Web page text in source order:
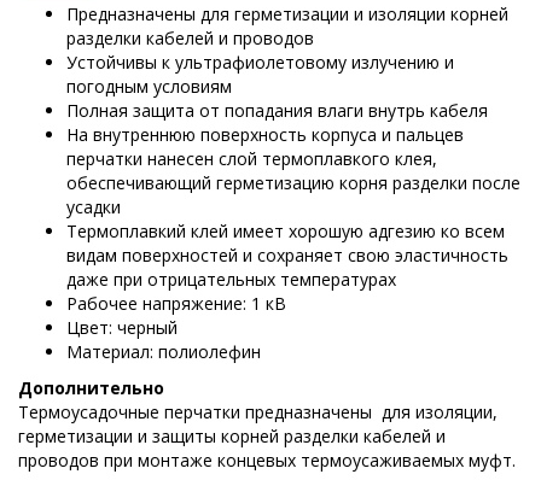
Предназначены для герметизации и изоляции корней
разделки кабелей и проводов
Устойчивы к ультрафиолетовому излучению и
погодным условиям
Полная защита от попадания влаги внутрь кабеля
На внутреннюю поверхность корпуса и пальцев
перчатки нанесен слой термоплавкого клея,
обеспечивающий герметизацию корня разделки после
усадки
Термоплавкий клей имеет хорошую адгезию ко всем
видам поверхностей и сохраняет свою эластичность
даже при отрицательных температурах
Рабочее напряжение: 1 кВ
Цвет: черный
Материал: полиолефин
Дополнительно
Термоусадочные перчатки предназначены для изоляции,
герметизации и защиты корней разделки кабелей и
проводов при монтаже концевых термоусаживаемых муфт.